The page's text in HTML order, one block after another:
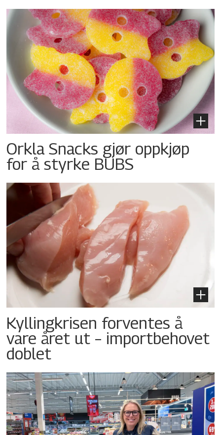
Orkla Snacks gjør oppkjøp
for å styrke BUBS
Kyllingkrisen forventes å
vare året ut – importbehovet
doblet